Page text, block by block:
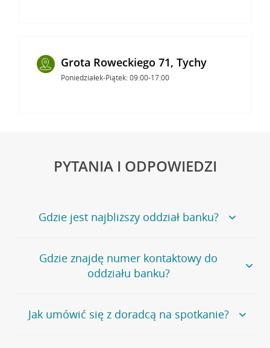
Grota Roweckiego 71, Tychy
Poniedziałek-Piątek: 09:00-17:00
PYTANIA I ODPOWIEDZI
Gdzie jest najbliższy oddział banku?
Jeśli szukasz oddziału naszego banku, zapraszamy na
stronęPlacówki i bankomaty, na której znajduje się
wygodna wyszukiwarka.
oddziałów
Gdzie znajdę numer kontaktowy do
oddziału banku?
Bank Credit Agricole nie udostępnia ogólnego numeru
telefonu do placówki bankowej.
Jak umówić się z doradcą na spotkanie?